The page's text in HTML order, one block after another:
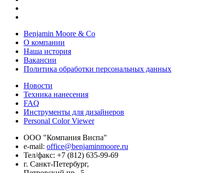
Benjamin Moore & Co
О компании
Наша история
Вакансии
Политика обработки персональных данных
Новости
Техника нанесения
FAQ
Инструменты для дизайнеров
Personal Color Viewer
ООО "Компания Виспа"
е-mail: office@benjaminmoore.ru
Тел/факс: +7 (812) 635-99-69
г. Санкт-Петербург,